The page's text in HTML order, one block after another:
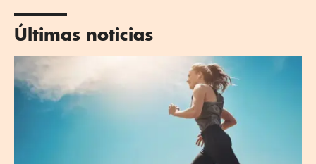
Últimas noticias